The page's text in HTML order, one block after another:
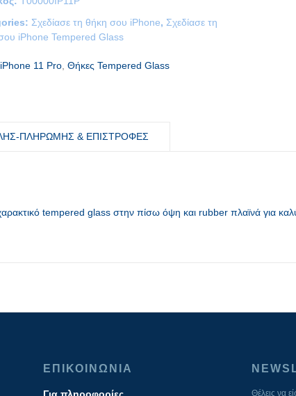
Σχεδίασε τη θήκη σου iPhone, Σχεδίασε τη
iPhone Tempered Glass
iPhone 11 Pro Θήκες Tempered Glass
tempered glass στην πίσω όψη και rubber πλαϊνά για
ΠΛΗΡΩΜΗΣ & ΕΠΙΣΤΡΟΦΕΣ
ΕΠΙΚΟΙΝΩΝΙΑ
Θέλεις να